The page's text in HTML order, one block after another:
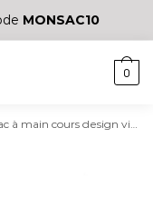
MONSAC10
0
à main cours design vintage décontracté